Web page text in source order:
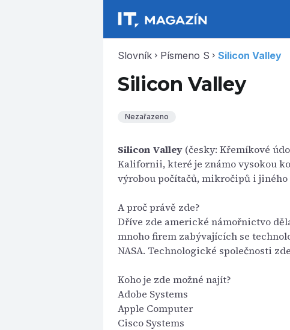
Slovník chevron_right Písmeno S chevron_right Silicon Valley
Silicon Valley
Nezařazeno
Silicon Valley (česky: Křemíkové
Kalifornii, které je známo vysokou
výrobou počítačů, mikročipů i
A proč právě zde?
Dříve zde americké námořnictvo
mnoho firem zabývajících se
NASA. Technologické společnosti
Koho je zde možné najít?
Adobe Systems
Apple Computer
Cisco Systems